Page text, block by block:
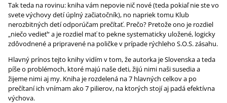
Tak teda na rovinu: kniha vám nepovie nič nové (teda pokiaľ nie ste vo
svete výchovy detí úplný začiatočník), no napriek tomu Klub
nerozbitných detí odporúčam prečítať. Prečo? Pretože ono je rozdiel
„niečo vedieť“ a je rozdiel mať to pekne systematicky uložené, logicky
zdôvodnené a pripravené na poličke v prípade rýchleho S.O.S. zásahu.
Hlavný prínos tejto knihy vidím v tom, že autorka je Slovenska a teda
píše o problémoch, ktoré majú naše deti, žijú nimi naši susedia a
žijeme nimi aj my. Kniha je rozdelená na 7 hlavných celkov a po
prečítaní ich vnímam ako 7 pilierov, na ktorých stojí aj padá efektívna
výchova.